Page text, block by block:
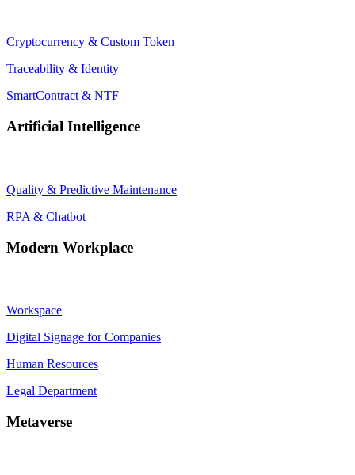
Cryptocurrency & Custom Token
Traceability & Identity
SmartContract & NTF
Artificial Intelligence
Quality & Predictive Maintenance
RPA & Chatbot
Modern Workplace
Workspace
Digital Signage for Companies
Human Resources
Legal Department
Metaverse